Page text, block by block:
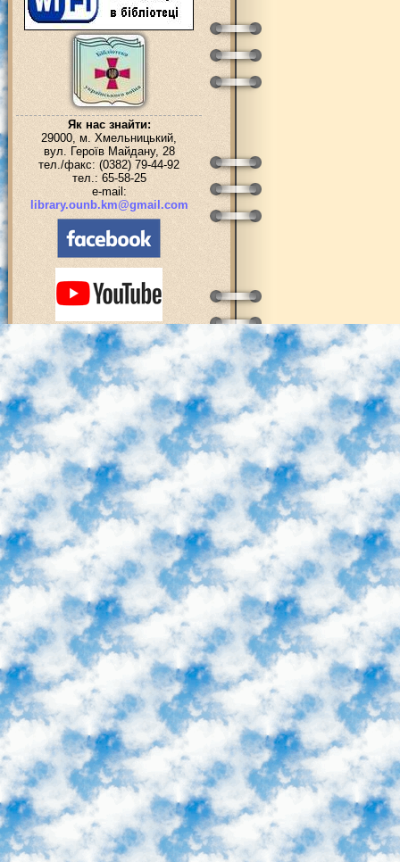
Як нас знайти:
29000, м. Хмельницький,
вул. Героїв Майдану, 28
тел./факс: (0382) 79-44-92
тел.: 65-58-25
e-mail:
library.ounb.km@gmail.com